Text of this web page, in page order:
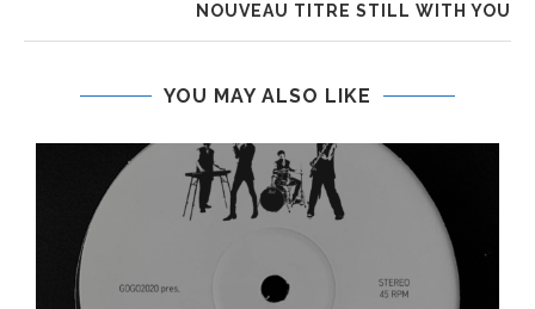
NOUVEAU TITRE STILL WITH YOU
YOU MAY ALSO LIKE